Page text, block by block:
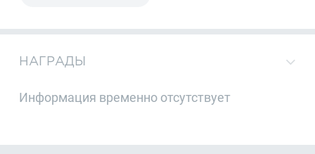
НАГРАДЫ
Информация временно отсутствует